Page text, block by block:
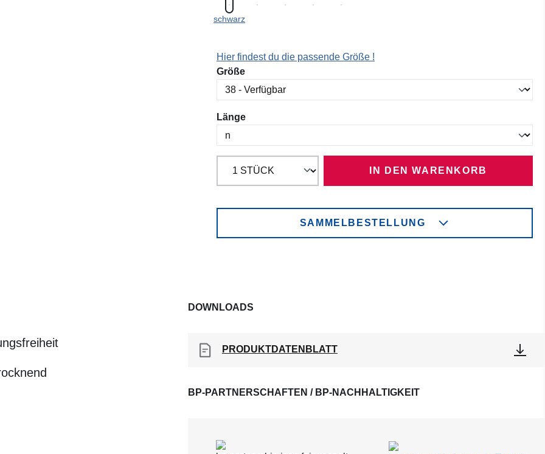
schwarz
Hier findest du die passende Größe !
Größeauswählen
Längeauswählen
IN DEN WARENKORB
SAMMELBESTELLUNG
DOWNLOADS
PRODUKTDATENBLATT
BP-PARTNERSCHAFTEN / BP-NACHHALTIGKEIT